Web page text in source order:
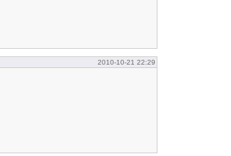
2010-10-21 22:29